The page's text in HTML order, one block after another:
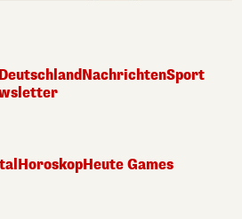
DeutschlandNachrichtenSport
HoroskopHeute Games